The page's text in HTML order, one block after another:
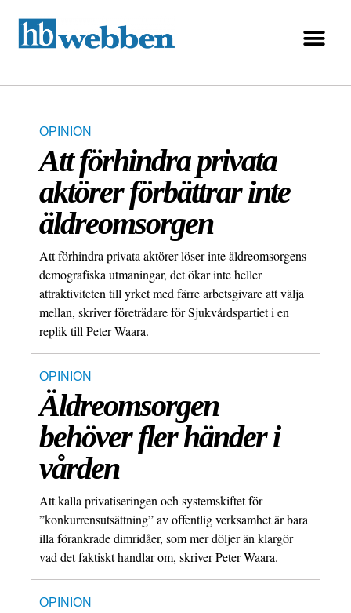
OPINION
Att förhindra privata
aktörer förbättrar inte
äldreomsorgen
Att förhindra privata aktörer löser inte äldreomsorgens
demografiska utmaningar, det ökar inte heller
attraktiviteten till yrket med färre arbetsgivare att välja
mellan, skriver företrädare för Sjukvårdspartiet i en
replik till Peter Waara.
OPINION
Äldreomsorgen
behöver fler händer i
vården
Att kalla privatiseringen och systemskiftet för
”konkurrensutsättning” av offentlig verksamhet är bara
illa förankrade dimridåer, som mer döljer än klargör
vad det faktiskt handlar om, skriver Peter Waara.
OPINION